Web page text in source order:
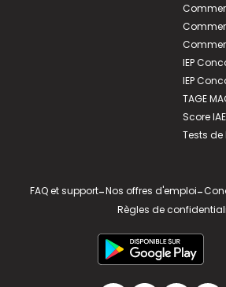
IEP
IEP
TAGE
Score IAE
Tests
FAQ et support-Nos offres d'emploi-
Règles de